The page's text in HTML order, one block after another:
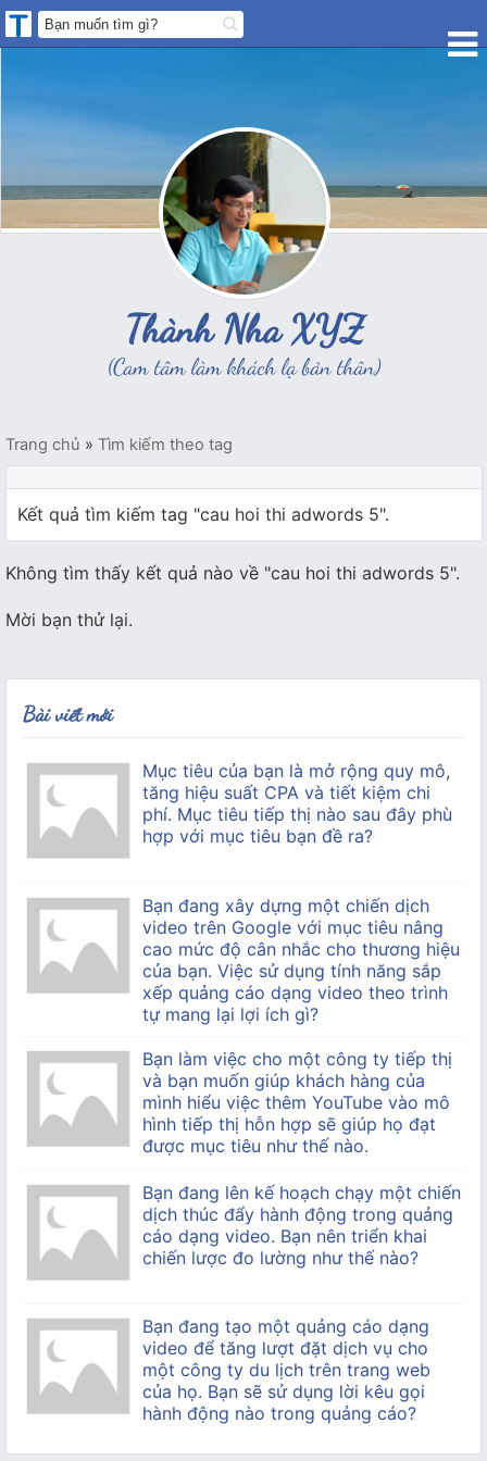
Thành Nha XYZ
(Cam tâm làm khách lạ bản thân)
Trang chủ » Tìm kiếm theo tag
Kết quả tìm kiếm tag "cau hoi thi adwords 5".
Không tìm thấy kết quả nào về "cau hoi thi adwords 5".
Mời bạn thử lại.
Bài viết mới
Mục tiêu của bạn là mở rộng quy mô,
tăng hiệu suất CPA và tiết kiệm chi
phí. Mục tiêu tiếp thị nào sau đây phù
hợp với mục tiêu bạn đề ra?
Bạn đang xây dựng một chiến dịch
video trên Google với mục tiêu nâng
cao mức độ cân nhắc cho thương hiệu
của bạn. Việc sử dụng tính năng sắp
xếp quảng cáo dạng video theo trình
tự mang lại lợi ích gì?
Bạn làm việc cho một công ty tiếp thị
và bạn muốn giúp khách hàng của
mình hiểu việc thêm YouTube vào mô
hình tiếp thị hỗn hợp sẽ giúp họ đạt
được mục tiêu như thế nào.
Bạn đang lên kế hoạch chạy một chiến
dịch thúc đẩy hành động trong quảng
cáo dạng video. Bạn nên triển khai
chiến lược đo lường như thế nào?
Bạn đang tạo một quảng cáo dạng
video để tăng lượt đặt dịch vụ cho
một công ty du lịch trên trang web
của họ. Bạn sẽ sử dụng lời kêu gọi
hành động nào trong quảng cáo?